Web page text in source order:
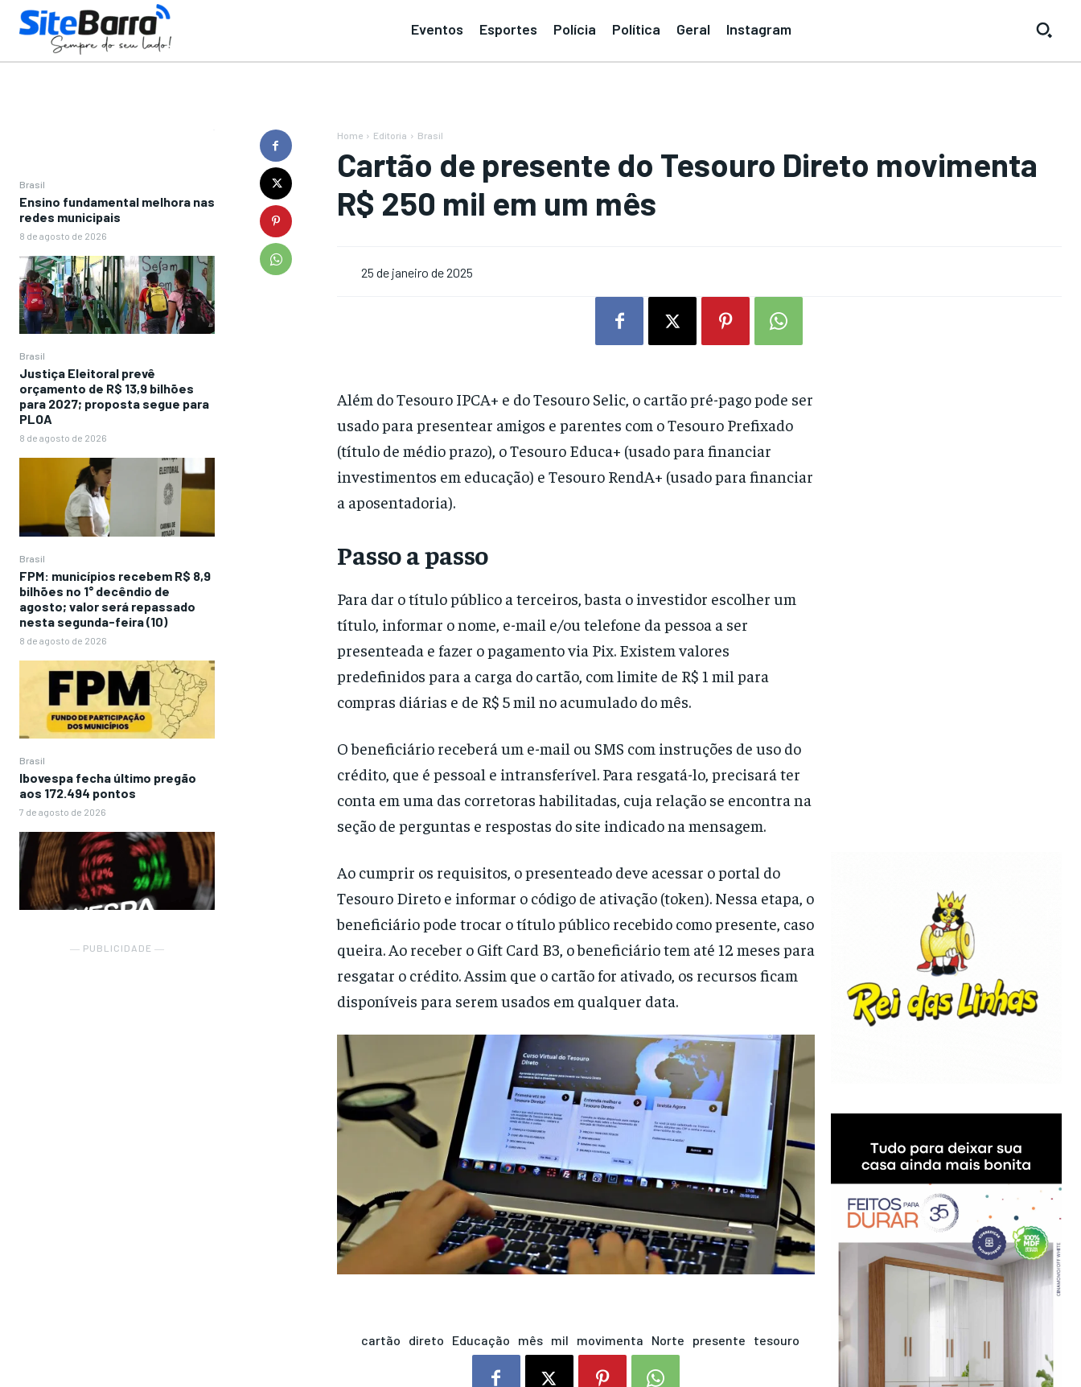
Eventos Esportes Polícia Política Geral Instagram
Brasil
Ensino fundamental melhora nas
redes municipais
8 de agosto de 2026
Brasil
Justiça Eleitoral prevê
orçamento de R$ 13,9 bilhões
para 2027; proposta segue para
PLOA
8 de agosto de 2026
Brasil
FPM: municípios recebem R$ 8,9
bilhões no 1° decêndio de
agosto; valor será repassado
nesta segunda-feira (10)
8 de agosto de 2026
Brasil
Ibovespa fecha último pregão
aos 172.494 pontos
7 de agosto de 2026
― PUBLICIDADE ―
Home Editoria Brasil
Cartão de presente do Tesouro Direto movimenta
R$ 250 mil em um mês
25 de janeiro de 2025
Além do Tesouro IPCA+ e do Tesouro Selic, o cartão pré-pago pode ser
usado para presentear amigos e parentes com o Tesouro Prefixado
(título de médio prazo), o Tesouro Educa+ (usado para financiar
investimentos em educação) e Tesouro RendA+ (usado para financiar
a aposentadoria).
Passo a passo
Para dar o título público a terceiros, basta o investidor escolher um
título, informar o nome, e-mail e/ou telefone da pessoa a ser
presenteada e fazer o pagamento via Pix. Existem valores
predefinidos para a carga do cartão, com limite de R$ 1 mil para
compras diárias e de R$ 5 mil no acumulado do mês.
O beneficiário receberá um e-mail ou SMS com instruções de uso do
crédito, que é pessoal e intransferível. Para resgatá-lo, precisará ter
conta em uma das corretoras habilitadas, cuja relação se encontra na
seção de perguntas e respostas do site indicado na mensagem.
Ao cumprir os requisitos, o presenteado deve acessar o portal do
Tesouro Direto e informar o código de ativação (token). Nessa etapa, o
beneficiário pode trocar o título público recebido como presente, caso
queira. Ao receber o Gift Card B3, o beneficiário tem até 12 meses para
resgatar o crédito. Assim que o cartão for ativado, os recursos ficam
disponíveis para serem usados em qualquer data.
cartão direto Educação mês mil movimenta Norte presente tesouro